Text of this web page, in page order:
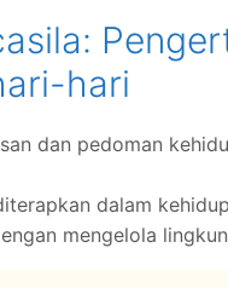
hari
dan pedoman
dalam
mengelola